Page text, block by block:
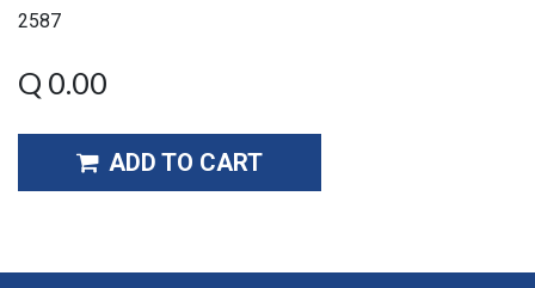
2587
Q 0.00
ADD TO CART